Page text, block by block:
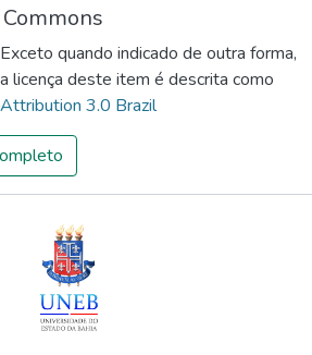
Exceto quando indicado de outra forma,
a licença deste item é descrita como
Attribution 3.0 Brazil